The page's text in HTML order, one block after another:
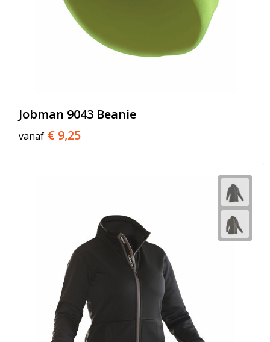
Jobman 9043 Beanie
vanaf € 9,25